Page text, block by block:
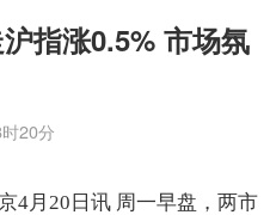
指涨0.5% 市场氛
20分
月20日讯 周一早盘，两市